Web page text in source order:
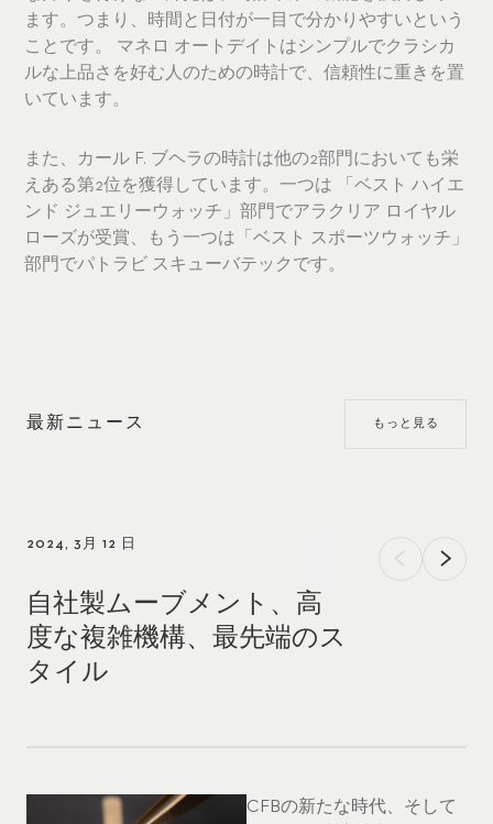
ます。つまり、時間と日付が一目で分かりやすいという
ことです。 マネロ オートデイトはシンプルでクラシカ
ルな上品さを好む人のための時計で、信頼性に重きを置
いています。
また、カール F. ブヘラの時計は他の2部門においても栄
えある第2位を獲得しています。一つは 「ベスト ハイエ
ンド ジュエリーウォッチ」部門でアラクリア ロイヤル
ローズが受賞、もう一つは「ベスト スポーツウォッチ」
部門でパトラビ スキューバテックです。
最新ニュース もっと見る
2024, 3月 12 日
自社製ムーブメント、高
度な複雑機構、最先端のス
タイル
CFBの新たな時代、そして